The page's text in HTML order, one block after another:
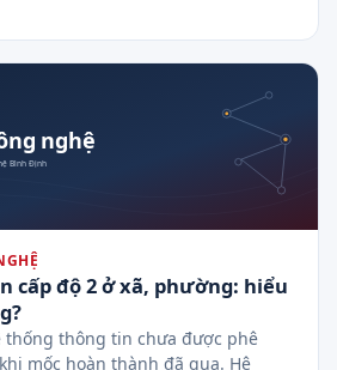
cấp độ 2 ở xã, phường: hiểu
thống thông tin chưa được phê
mốc hoàn thành đã qua. Hệ